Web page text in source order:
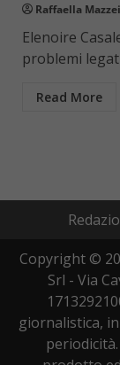
Raffaella Mazzei
Elenoire
problemi
Read More
Copyright ©
Srl - Via
giornalistica,